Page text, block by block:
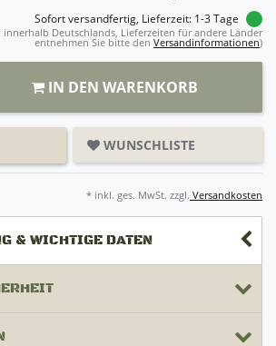
Sofort versandfertig, Lieferzeit: 1-3 Tage
Deutschlands, Lieferzeiten für andere Länder
entnehmen Sie bitte den Versandinformationen)
IN DEN WARENKORB
WUNSCHLISTE
* inkl. ges. MwSt. zzgl. Versandkosten
& WICHTIGE DATEN